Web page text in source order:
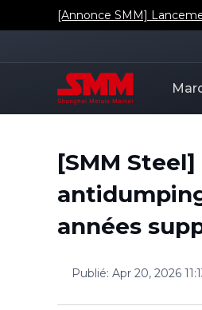
[Annonce SMM]
[SMM
années
Publié: Apr 20, 2026